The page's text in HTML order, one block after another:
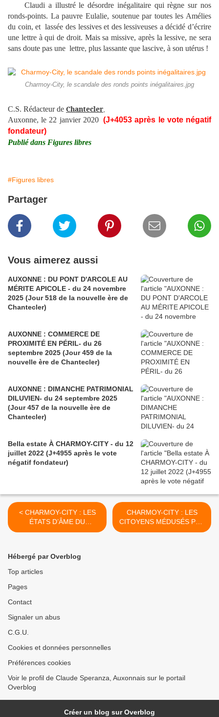
Claudi a illustré le désordre inégalitaire qui règne sur nos
ronds-points. La pauvre Eulalie, soutenue par toutes les Amélies
du coin, et lassée des lessives et des lessiveuses a décidé d’écrire
une lettre à qui de droit. Mais sa missive, après la lessive, ne sera
sans doute pas une lettre, plus lassante que lascive, à son utérus !
Charmoy-City, le scandale des ronds points inégalitaires.jpg
C.S. Rédacteur de Chantecler
Auxonne, le 22 janvier 2020 (J+4053 après le vote négatif
fondateur)
Publié dans Figures libres
#Figures libres
Partager
Vous aimerez aussi
AUXONNE : DU PONT D'ARCOLE AU
MÉRITE APICOLE - du 24 novembre
2025 (Jour 518 de la nouvelle ère de
Chantecler)
AUXONNE : COMMERCE DE
PROXIMITÉ EN PÉRIL- du 26
septembre 2025 (Jour 459 de la
nouvelle ère de Chantecler)
AUXONNE : DIMANCHE PATRIMONIAL
DILUVIEN- du 24 septembre 2025
(Jour 457 de la nouvelle ère de
Chantecler)
Bella estate À CHARMOY-CITY - du 12
juillet 2022 (J+4955 après le vote
négatif fondateur)
< CHARMOY-CITY : LES
ÉTATS D’ÂME DU
CANDIDAT JÉRÔME
négatif fondateur)
CHARMOY-CITY : LES
CITOYENS MÉDUSÉS PAR
LE FABLAB ! - du 24
Hébergé par Overblog
Top articles
Pages
Contact
Signaler un abus
C.G.U.
Cookies et données personnelles
Préférences cookies
Voir le profil de Claude Speranza, Auxonnais sur le portail
Overblog
Créer un blog sur Overblog